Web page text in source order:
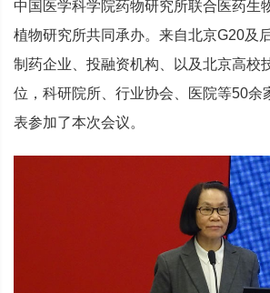
中国医学科学院药物研究所联合医药生
植物研究所共同承办。来自北京G20及
制药企业、投融资机构、以及北京高校
位，科研院所、行业协会、医院等50余
表参加了本次会议。